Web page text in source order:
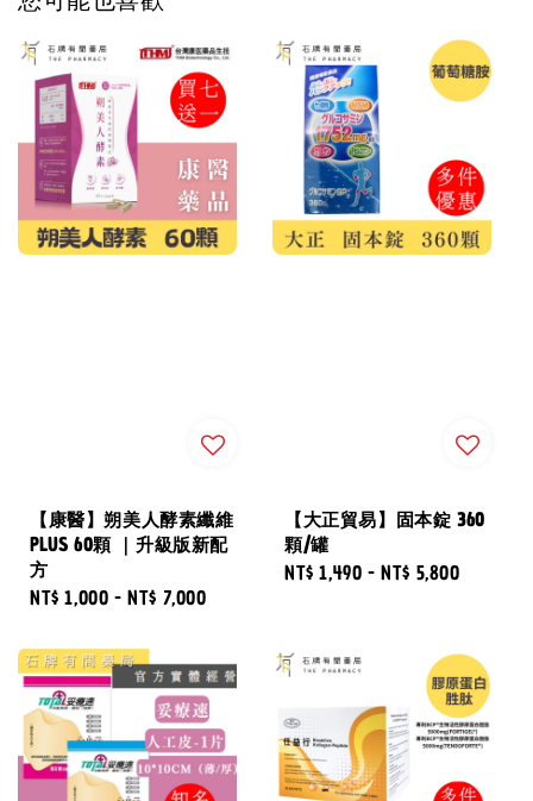
【康醫】朔美人酵素纖維
PLUS 60顆 ｜升級版新配
方
Regular
NT$ 1,000 -NT$ 7,000
【大正貿易】固本錠 360
顆/罐
Regular
NT$ 1,490 -NT$ 5,800